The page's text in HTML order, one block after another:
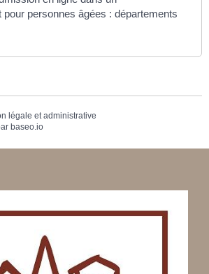
pour personnes âgées : départements
légale et administrative
baseo.io